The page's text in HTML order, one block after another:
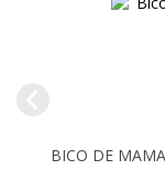
BICO DE